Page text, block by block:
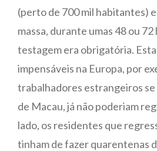
(perto de 700 mil habitantes)
massa, durante umas 48 ou
testagem era obrigatória.
impensáveis na Europa, por
trabalhadores estrangeiros
de Macau, já não poderiam
lado, os residentes que
tinham de fazer quarentenas